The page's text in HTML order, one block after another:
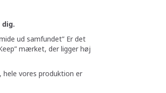
ud samfundet” Er det
mærket, der ligger høj
hele vores produktion er